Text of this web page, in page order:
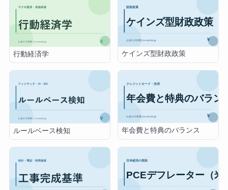
行動経済学 ケインズ型財政政策
ルールベース検知 年会費と特典のバランス